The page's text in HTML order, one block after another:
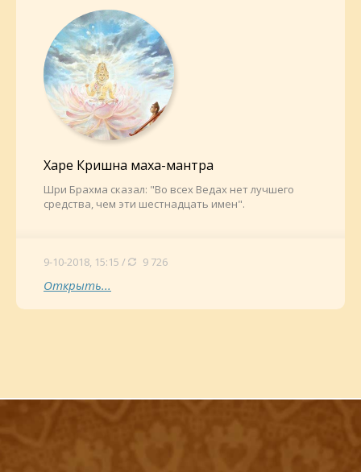
Харе Кришна маха-мантра
Шри Брахма сказал: "Во всех Ведах нет лучшего
средства, чем эти шестнадцать имен".
9-10-2018, 15:15 / 9 726
Открыть...